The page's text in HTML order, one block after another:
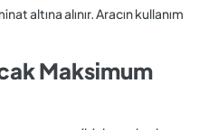
altına alınır. Aracın kullanım
Maksimum